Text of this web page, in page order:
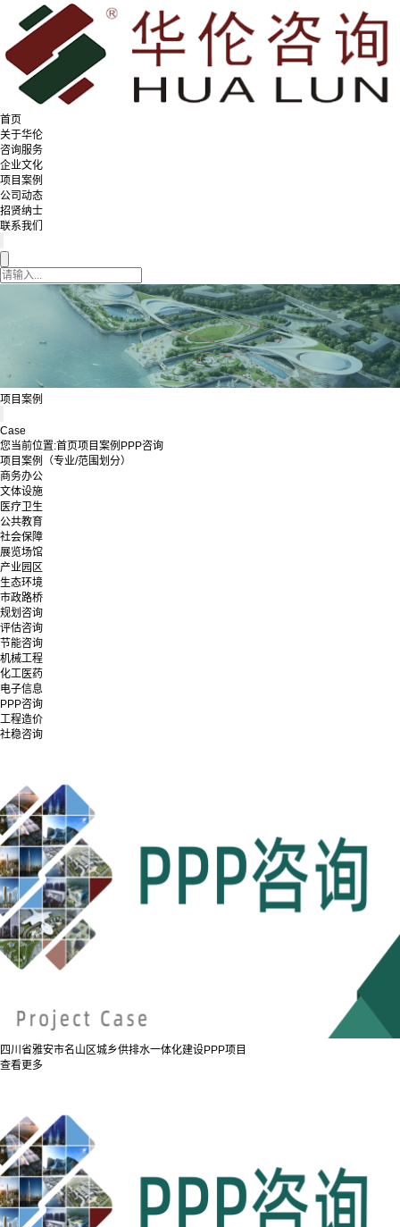
首页
关于华伦
咨询服务
企业文化
项目案例
公司动态
招贤纳士
联系我们
项目案例
Case
您当前位置:首页项目案例 PPP咨询
项目案例（专业/范围划分）
商务办公
文体设施
医疗卫生
公共教育
社会保障
展览场馆
产业园区
生态环境
市政路桥
规划咨询
评估咨询
节能咨询
机械工程
化工医药
电子信息
PPP咨询
工程造价
社稳咨询
四川省雅安市名山区城乡供排水一体化建设PPP项目
查看更多